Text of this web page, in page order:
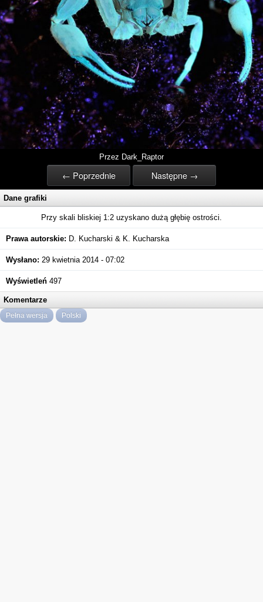
Przez Dark_Raptor
← Poprzednie Następne →
Dane grafiki
Przy skali bliskiej 1:2 uzyskano dużą głębię ostrości.
Prawa autorskie: D. Kucharski & K. Kucharska
Wysłano: 29 kwietnia 2014 - 07:02
Wyświetleń 497
Komentarze
Pełna wersja Polski